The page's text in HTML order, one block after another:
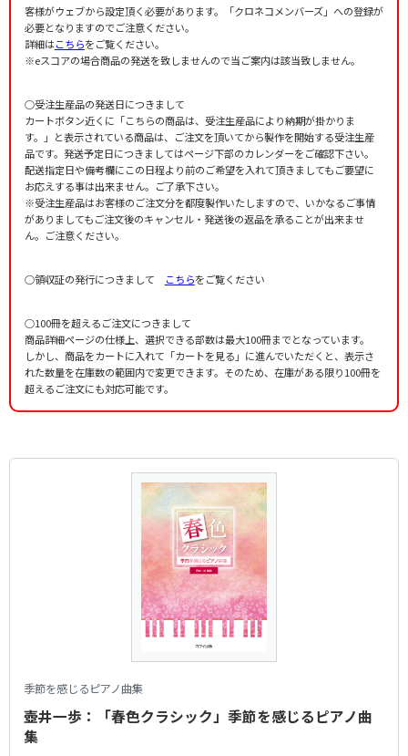
客様がウェブから設定頂く必要があります。「クロネコメンバーズ」への登録が
必要となりますのでご注意ください。
詳細はこちらをご覧ください。
※eスコアの場合商品の発送を致しませんので当ご案内は該当致しません。
○受注生産品の発送日につきまして
カートボタン近くに「こちらの商品は、受注生産品により納期が掛かりま
す。」と表示されている商品は、ご注文を頂いてから製作を開始する受注生産
品です。発送予定日につきましてはページ下部のカレンダーをご確認下さい。
配送指定日や備考欄にこの日程より前のご希望を入れて頂きましてもご要望に
お応えする事は出来ません。ご了承下さい。
※受注生産品はお客様のご注文分を都度製作いたしますので、いかなるご事情
がありましてもご注文後のキャンセル・発送後の返品を承ることが出来ませ
ん。ご注意ください。
○領収証の発行につきまして こちらをご覧ください
○100冊を超えるご注文につきまして
商品詳細ページの仕様上、選択できる部数は最大100冊までとなっています。
しかし、商品をカートに入れて「カートを見る」に進んでいただくと、表示さ
れた数量を在庫数の範囲内で変更できます。そのため、在庫がある限り100冊を
超えるご注文にも対応可能です。
季節を感じるピアノ曲集
壺井一歩：「春色クラシック」季節を感じるピアノ曲
集